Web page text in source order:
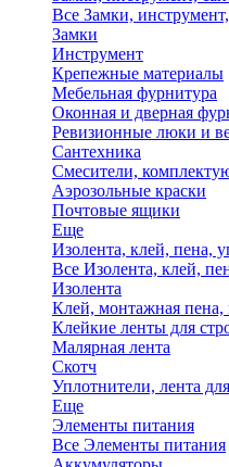
Все Замки,
Замки
Инструмент
Крепежные материалы
Мебельная фурнитура
Оконная и дверная
Ревизионные люки и
Сантехника
Смесители,
Аэрозольные краски
Почтовые ящики
Еще
Изолента, клей, пена,
Все Изолента, клей,
Изолента
Клей, монтажная пена,
Клейкие ленты для
Малярная лента
Скотч
Уплотнители, лента
Еще
Элементы питания
Все Элементы питания